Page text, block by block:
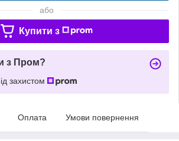
або
Купити з
з Пром?
захистом
Оплата Умови повернення